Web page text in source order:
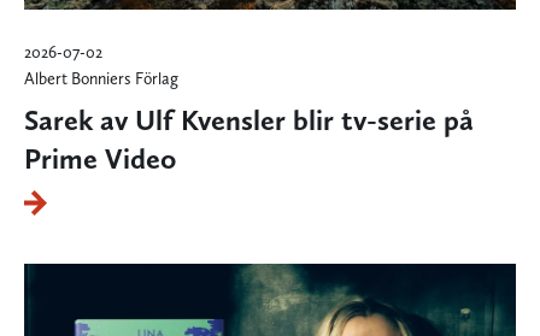
2026-07-02
Albert Bonniers Förlag
Sarek av Ulf Kvensler blir tv-serie på
Prime Video